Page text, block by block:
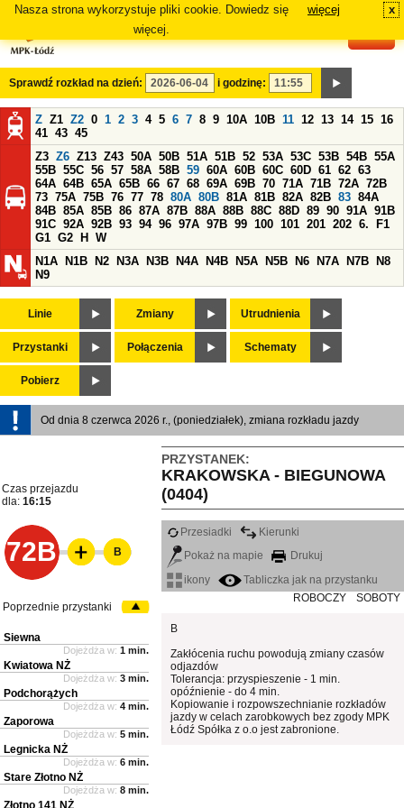
Nasza strona wykorzystuje pliki cookie. Dowiedz się
więcej.
więcej x
Sprawdź rozkład na dzień: i godzinę:
Z Z1 Z2 0 1 2 3 4 5 6 7 8 9 10A 10B 11 12 13 14 15 16
41 43 45
Z3 Z6 Z13 Z43 50A 50B 51A 51B 52 53A 53C 53B 54B 55A
55B 55C 56 57 58A 58B 59 60A 60B 60C 60D 61 62 63
64A 64B 65A 65B 66 67 68 69A 69B 70 71A 71B 72A 72B
73 75A 75B 76 77 78 80A 80B 81A 81B 82A 82B 83 84A
84B 85A 85B 86 87A 87B 88A 88B 88C 88D 89 90 91A 91B
91C 92A 92B 93 94 96 97A 97B 99 100 101 201 202 6.
F1
G1 G2 H
W
N1A
N1B N2 N3A N3B N4A N4B N5A N5B N6 N7A N7B
N8
N9
Linie Zmiany Utrudnienia
Przystanki Połączenia Schematy
Pobierz
Od dnia 8 czerwca 2026 r., (poniedziałek), zmiana rozkładu jazdy
PRZYSTANEK:
KRAKOWSKA - BIEGUNOWA
(0404)
Czas przejazdu
dla: 16:15
72B
Przesiadki
Kierunki
Pokaż na mapie
Drukuj
ikony
Tabliczka jak na przystanku
ROBOCZY
SOBOTY
B
Zakłócenia ruchu powodują zmiany czasów
odjazdów
Tolerancja: przyspieszenie - 1 min.
opóźnienie - do 4 min.
Kopiowanie i rozpowszechnianie rozkładów
jazdy w celach zarobkowych bez zgody MPK
Łódź Spółka z o.o jest zabronione.
B
Poprzednie przystanki
Siewna
Dojeżdża w: 1 min.
Kwiatowa NŻ
Dojeżdża w: 3 min.
Podchorążych
Dojeżdża w: 4 min.
Zaporowa
Dojeżdża w: 5 min.
Legnicka NŻ
Dojeżdża w: 6 min.
Stare Złotno NŻ
Dojeżdża w: 8 min.
Złotno 141 NŻ